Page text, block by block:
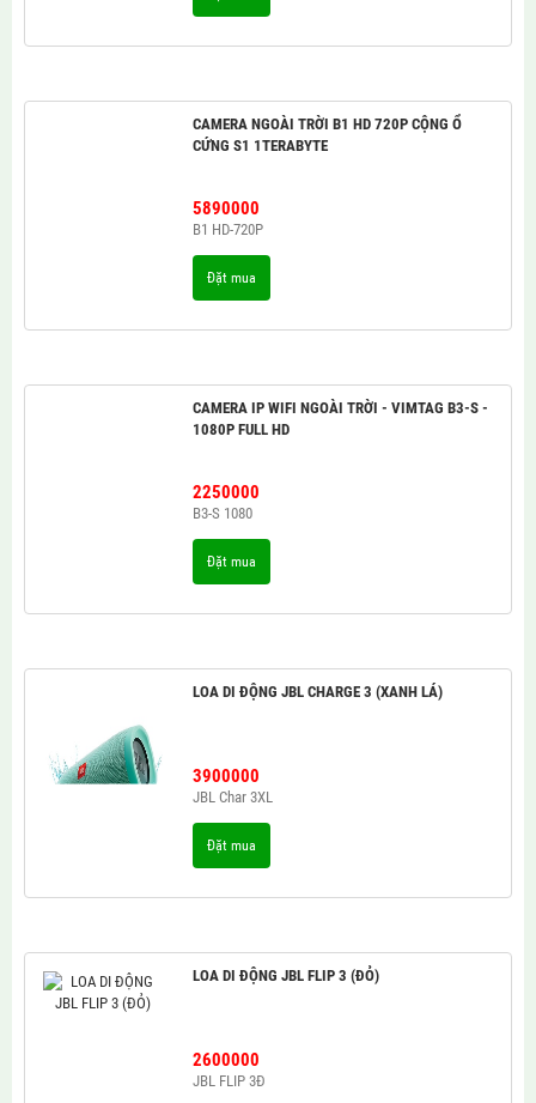
CAMERA NGOÀI TRỜI B1 HD 720P CỘNG Ổ
CỨNG S1 1TERABYTE
5890000
B1 HD-720P
Đặt mua
CAMERA IP WIFI NGOÀI TRỜI - VIMTAG B3-S -
1080P FULL HD
2250000
B3-S 1080
Đặt mua
LOA DI ĐỘNG JBL CHARGE 3 (XANH LÁ)
3900000
JBL Char 3XL
Đặt mua
LOA DI ĐỘNG JBL FLIP 3 (ĐỎ)
2600000
JBL FLIP 3Đ